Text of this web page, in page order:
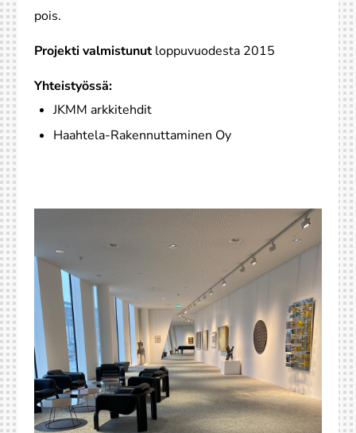
pois.
Projekti valmistunutloppuvuodesta 2015
Yhteistyössä:
JKMM arkkitehdit
Haahtela-Rakennuttaminen Oy